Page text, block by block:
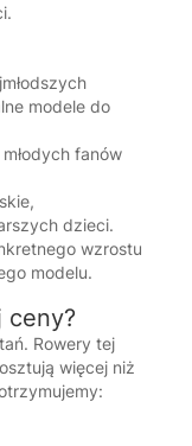
modele do
fanów
dzieci.
wzrostu
modelu.
ceny?
Rowery tej
więcej niż